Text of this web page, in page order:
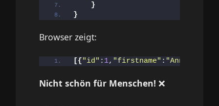
}
}
Browser zeigt:
[{"id" : 1, "firstname" : "Anna"
Nicht schön für Menschen! ❌